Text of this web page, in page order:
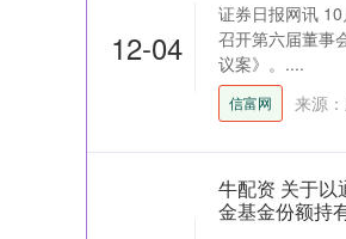
12-04
证券日报网讯
召开第六届董事
议案》。....
信富网 来源
牛配资 关于以
金基金份额持